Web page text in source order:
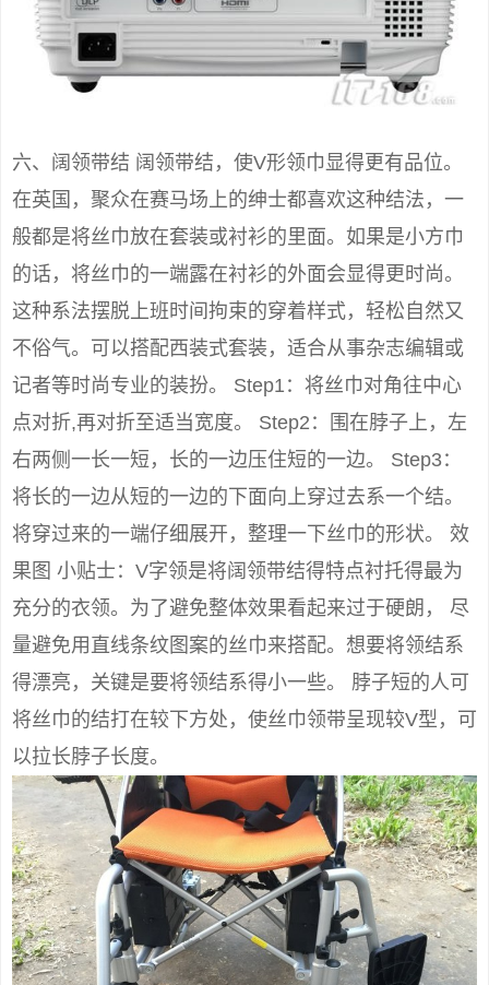
六、阔领带结 阔领带结，使V形领巾显得更有品位。
在英国，聚众在赛马场上的绅士都喜欢这种结法，一
般都是将丝巾放在套装或衬衫的里面。如果是小方巾
的话，将丝巾的一端露在衬衫的外面会显得更时尚。
这种系法摆脱上班时间拘束的穿着样式，轻松自然又
不俗气。可以搭配西装式套装，适合从事杂志编辑或
记者等时尚专业的装扮。 Step1：将丝巾对角往中心
点对折,再对折至适当宽度。 Step2：围在脖子上，左
右两侧一长一短，长的一边压住短的一边。 Step3：
将长的一边从短的一边的下面向上穿过去系一个结。
将穿过来的一端仔细展开，整理一下丝巾的形状。 效
果图 小贴士：V字领是将阔领带结得特点衬托得最为
充分的衣领。为了避免整体效果看起来过于硬朗， 尽
量避免用直线条纹图案的丝巾来搭配。想要将领结系
得漂亮，关键是要将领结系得小一些。 脖子短的人可
将丝巾的结打在较下方处，使丝巾领带呈现较V型，可
以拉长脖子长度。